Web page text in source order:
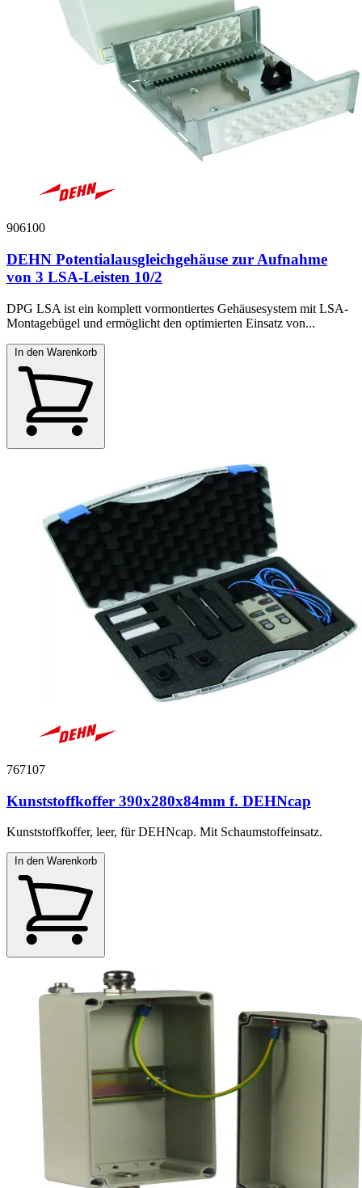
906100
DEHN Potentialausgleichgehäuse zur Aufnahme
von 3 LSA-Leisten 10/2
DPG LSA ist ein komplett vormontiertes Gehäusesystem mit LSA-
Montagebügel und ermöglicht den optimierten Einsatz von...
In den Warenkorb
767107
Kunststoffkoffer 390x280x84mm f. DEHNcap
Kunststoffkoffer, leer, für DEHNcap. Mit Schaumstoffeinsatz.
In den Warenkorb